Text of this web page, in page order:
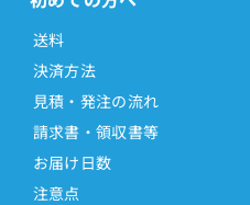
送料
決済方法
見積・発注の流れ
請求書・領収書等
お届け日数
注意点